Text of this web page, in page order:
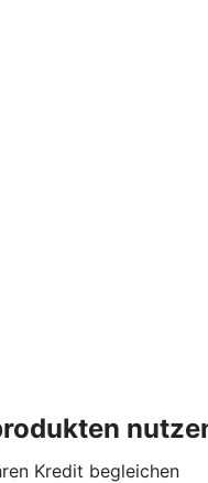
Kredit begleichen